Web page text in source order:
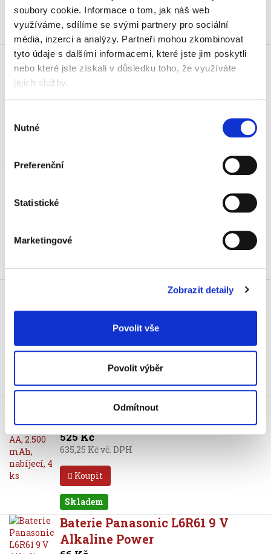
soubory cookie. Informace o tom, jak náš web
využíváme, sdílíme se svými partnery pro sociální
média, inzerci a analýzy. Partneři mohou zkombinovat
tyto údaje s dalšími informacemi, které jste jim poskytli
nebo které jste získali v důsledku toho, že využíváte
jejich služby.
souhlasu
Nutné
Preferenční
Statistické
Marketingové
Zobrazit detaily
Povolit vše
Povolit výběr
Odmítnout
Koupit
Skladem
Baterie Panasonic Alkaline
Power LR20, monočlánek D, 2 ks
99 Kč
Baterie Panasonic CR-2016/2BK,
Skladem
Baterie Panasonic HHR-
385,99 Kč vč. DPH
Skladem
Baterie Panasonic HR6/4BE, AA,
2.500 mAh, nabíjecí, 4 ks
525 Kč
635,25 Kč vč. DPH
Koupit
Skladem
Baterie Panasonic L6R61 9 V
Alkaline Power